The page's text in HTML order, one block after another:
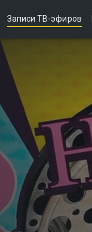
Записи ТВ-эфиров